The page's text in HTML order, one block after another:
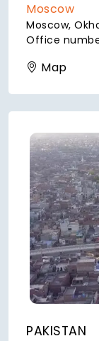
Moscow
Moscow,
Office
Map
PAKISTAN